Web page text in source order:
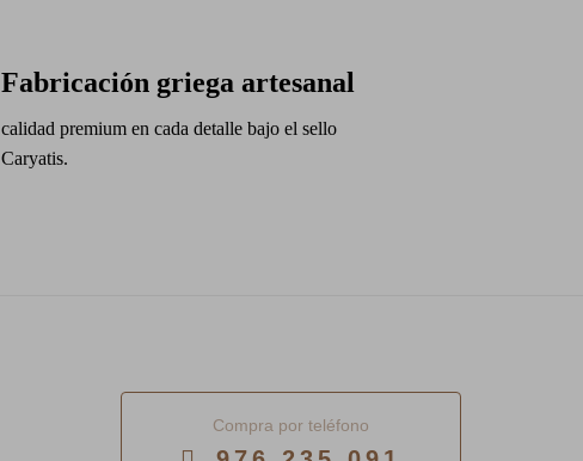
Fabricación griega artesanal
calidad premium en cada detalle bajo el sello
Caryatis.
Compra por teléfono